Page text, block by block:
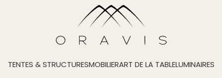
TENTES & STRUCTURESMOBILIERART DE LA TABLELUMINAIRES